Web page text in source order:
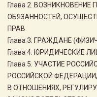
Глава 2.
ОБЯЗАННОСТЕЙ,
ПРАВ
Глава 3. ГРАЖДАНЕ
Глава 4. ЮРИДИЧЕСКИЕ
Глава 5. УЧАСТИЕ
РОССИЙСКОЙ
В ОТНОШЕНИЯХ,